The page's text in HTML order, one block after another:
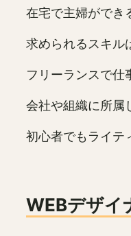
在宅で主婦ができ
求められるスキル
フリーランスで仕
会社や組織に所属
初心者でもライテ
WEBデザイ